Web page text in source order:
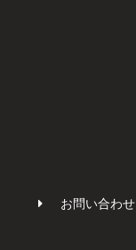
お問い合わせ